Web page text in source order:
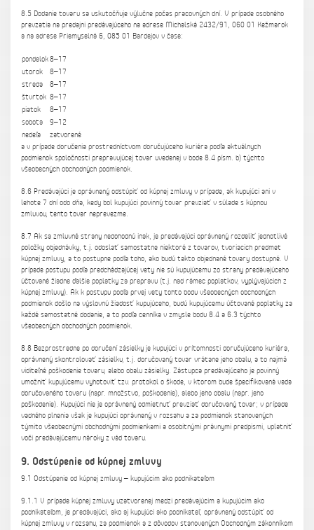
8.5 Dodanie tovaru sa uskutočňuje výlučne počas pracovných dní. V prípade osobného
prevzatia na predajni predávajúceho na adrese Michalská 2432/91, 060 01 Kežmarok
a na adrese Priemyselná 6, 085 01 Bardejov v čase:
pondelok8–17
utorok
8–17
streda
8–17
štvrtok 8–17
piatok
8–17
sobota
9–12
nedeľa
zatvorené
a v prípade doručenia prostredníctvom doručujúceho kuriéra podľa aktuálnych
podmienok spoločnosti prepravujúcej tovar uvedenej v bode 8.4 písm. b) týchto
všeobecných obchodných podmienok.
8.6 Predávajúci je oprávnený odstúpiť od kúpnej zmluvy v prípade, ak kupujúci ani v
lehote 7 dní odo dňa, kedy bol kupujúci povinný tovar prevziať v súlade s kúpnou
zmluvou, tento tovar neprevezme.
8.7 Ak sa zmluvné strany nedohodnú inak, je predávajúci oprávnený rozdeliť jednotlivé
položky objednávky, t.j. odoslať samostatne niektoré z tovarov, tvoriacich predmet
kúpnej zmluvy, a to postupne podľa toho, ako budú takto objednané tovary dostupné. V
prípade postupu podľa predchádzajúcej vety nie sú kupujúcemu zo strany predávajúceho
účtované žiadne ďalšie poplatky za prepravu (t.j. nad rámec poplatkov, vyplývajúcich z
kúpnej zmluvy). Ak k postupu podľa prvej vety tohto bodu všeobecných obchodných
podmienok došlo na výslovnú žiadosť kupujúceho, budú kupujúcemu účtované poplatky za
každé samostatné dodanie, a to podľa cenníka v zmysle bodu 8.4 a 6.3 týchto
všeobecných obchodných podmienok.
8.8 Bezprostredne po doručení zásielky je kupujúci v prítomnosti doručujúceho kuriéra,
oprávnený skontrolovať zásielku, t.j. doručovaný tovar vrátane jeho obalu, a to najmä
viditeľné poškodenie tovaru, alebo obalu zásielky. Zástupca predávajúceho je povinný
umožniť kupujúcemu vyhotoviť tzv. protokol o škode, v ktorom bude špecifikovaná vada
doručovaného tovaru (napr. množstvo, poškodenie), alebo jeho obalu (napr. jeho
poškodenie). Kupujúci nie je oprávnený odmietnuť prevziať doručovaný tovar; v prípade
vadného plnenia však je kupujúci oprávnený v rozsahu a za podmienok stanovených
týmito všeobecnými obchodnými podmienkami a osobitnými právnymi predpismi, uplatniť
voči predávajúcemu nároky z vád tovaru.
9. Odstúpenie od kúpnej zmluvy
9.1 Odstúpenie od kúpnej zmluvy – kupujúcim ako podnikateľom
9.1.1 V prípade kúpnej zmluvy uzatvorenej medzi predávajúcim a kupujúcim ako
podnikateľom, je predávajúci, ako aj kupujúci ako podnikateľ, oprávnený odstúpiť od
kúpnej zmluvy v rozsahu, za podmienok a z dôvodov stanovených Obchodným zákonníkom